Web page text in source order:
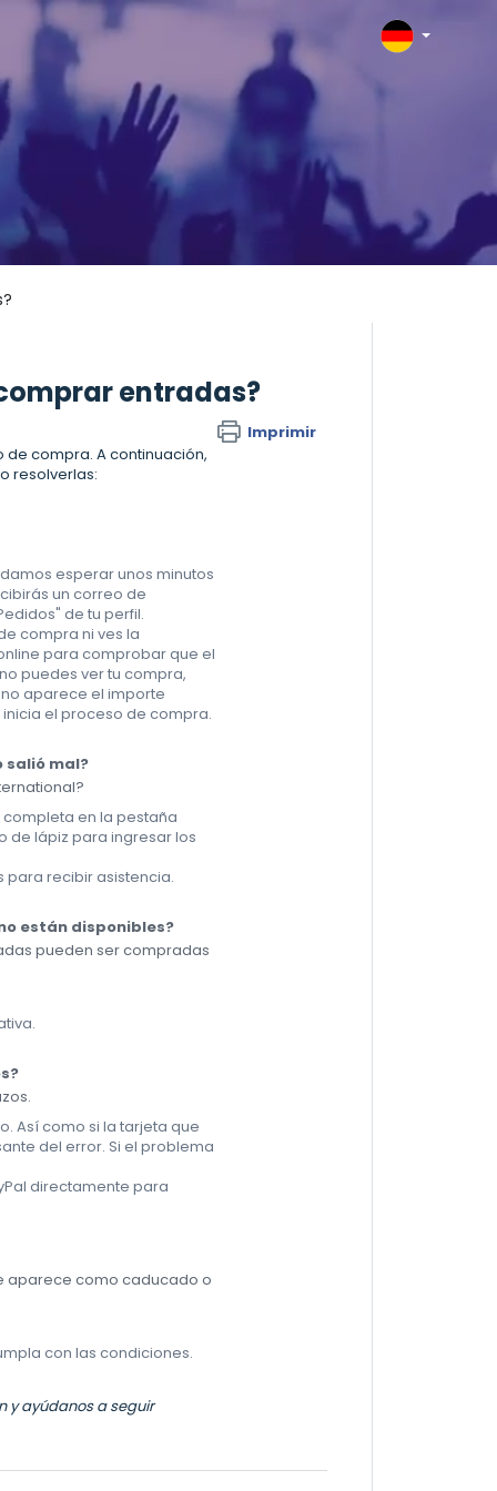
entradas?
Imprimir
compra. A continuación,
resolverlas:
esperar unos minutos
un correo de
de tu perfil.
compra ni ves la
para comprobar que el
puedes ver tu compra,
aparece el importe
el proceso de compra.
salió mal?
completa en la pestaña
de lápiz para ingresar los
para recibir asistencia.
están disponibles?
pueden ser compradas
Así como si la tarjeta que
del error. Si el problema
directamente para
aparece como caducado o
con las condiciones.
y ayúdanos a seguir